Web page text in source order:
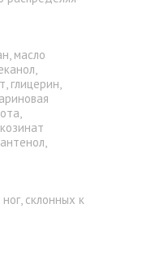
склонных к
масло
глицерин,